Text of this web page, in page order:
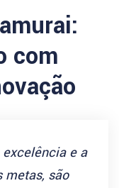
com
e a
metas, são